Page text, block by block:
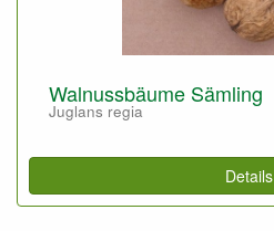
Walnussbäume Sämling
Juglans regia
Details